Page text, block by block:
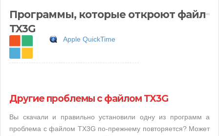
Программы, которые откроют файл
TX3G
Apple QuickTime
Другие проблемы с файлом TX3G
Вы скачали и правильно установили одну из программ а
проблема с файлом TX3G по-прежнему повторяется? Может